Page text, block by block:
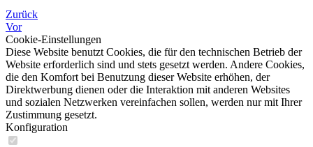
Zurück
Vor
Cookie-Einstellungen
Diese Website benutzt Cookies, die für den technischen Betrieb der
Website erforderlich sind und stets gesetzt werden. Andere Cookies,
die den Komfort bei Benutzung dieser Website erhöhen, der
Direktwerbung dienen oder die Interaktion mit anderen Websites
und sozialen Netzwerken vereinfachen sollen, werden nur mit Ihrer
Zustimmung gesetzt.
Konfiguration